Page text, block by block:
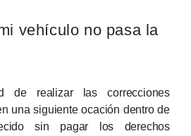
vehículo no pasa la
de realizar las correcciones
una siguiente ocación dentro de
sin pagar los derechos